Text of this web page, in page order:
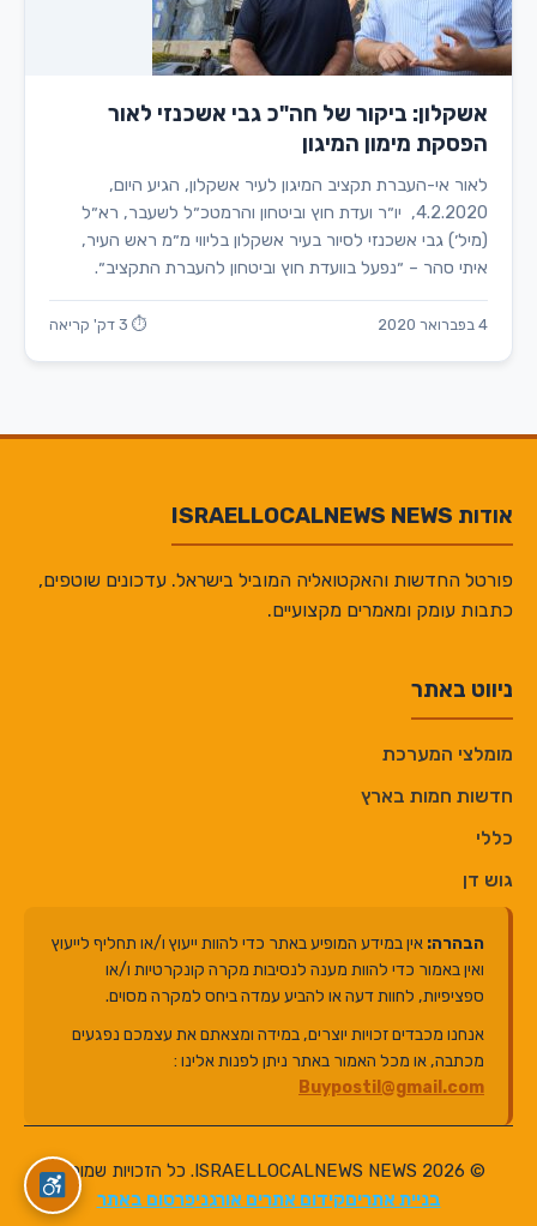
אשקלון: ביקור של חה"כ גבי אשכנזי לאור
הפסקת מימון המיגון
לאור אי-העברת תקציב המיגון לעיר אשקלון, הגיע היום,
4.2.2020, יו״ר ועדת חוץ וביטחון והרמטכ״ל לשעבר, רא״ל
(מיל׳) גבי אשכנזי לסיור בעיר אשקלון בליווי מ״מ ראש העיר,
איתי סהר – ״נפעל בוועדת חוץ וביטחון להעברת התקציב״.
4 בפברואר 2020 ⏱ 3 דק' קריאה
אודות ISRAELLOCALNEWS NEWS
פורטל החדשות והאקטואליה המוביל בישראל. עדכונים שוטפים,
כתבות עומק ומאמרים מקצועיים.
ניווט באתר
מומלצי המערכת
חדשות חמות בארץ
כללי
גוש דן
הבהרה: אין במידע המופיע באתר כדי להוות ייעוץ ו/או תחליף לייעוץ
ואין באמור כדי להוות מענה לנסיבות מקרה קונקרטיות ו/או
ספציפיות, לחוות דעה או להביע עמדה ביחס למקרה מסוים.
אנחנו מכבדים זכויות יוצרים, במידה ומצאתם את עצמכם נפגעים
מכתבה, או מכל האמור באתר ניתן לפנות אלינו :
Buypostil@gmail.com
© 2026 ISRAELLOCALNEWS NEWS. כל הזכויות שמורות.
בניית אתריםקידום אתרים אורגניפרסום באתר